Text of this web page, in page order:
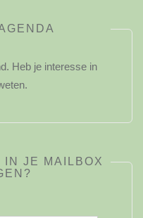
Heb je interesse in
IN JE MAILBOX